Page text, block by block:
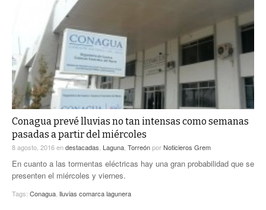
Conagua prevé lluvias no tan intensas como semanas
pasadas a partir del miércoles
8 agosto, 2016endestacadas, Laguna, TorreónporNoticieros Grem
En cuanto a las tormentas eléctricas hay una gran probabilidad que se
presenten el miércoles y viernes.
Tags: Conagua, lluvias comarca lagunera